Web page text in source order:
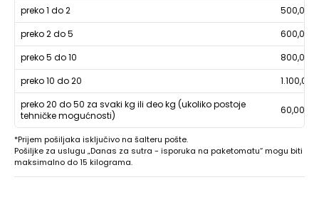
preko 1 do 2
500,00
preko 2 do 5
600,00
preko 5 do 10
800,00
preko 10 do 20
1.100,00
preko 20 do 50 za svaki kg ili deo kg (ukoliko postoje
tehničke mogućnosti)
60,00
*Prijem pošiljaka isključivo na šalteru pošte.
Pošiljke za uslugu „Danas za sutra - isporuka na paketomatu“ mogu biti
maksimalno do 15 kilograma.